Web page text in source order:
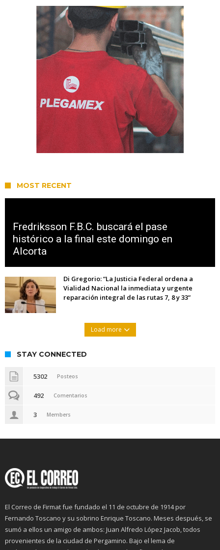
MOST RECENT
Fredriksson F.B.C. buscará el pase
histórico a la final este domingo en
Alcorta
Di Gregorio: “La Justicia Federal ordena a
Vialidad Nacional la inmediata y urgente
reparación integral de las rutas 7, 8 y 33”
Load more
STAY CONNECTED
5302 Posteos
492 Comentarios
3 Members
El Correo de Firmat fue fundado el 11 de octubre de 1914 por
Fernando Toscano y su sobrino Enrique Toscano. Meses después, se
sumó a ellos un amigo de ambos: Juan Alfredo López Jacob, todos
provenientes de la ciudad de Pergamino. Bajo el lema de